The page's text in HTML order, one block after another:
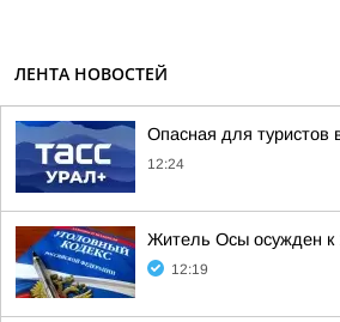
ЛЕНТА НОВОСТЕЙ
Опасная для туристов
12:24
Житель Осы осужден к
12:19